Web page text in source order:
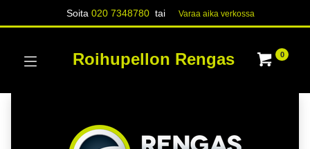
Soita020 7348780 tai Varaa aika verk​​​​ossa
Roihupellon Rengas 0